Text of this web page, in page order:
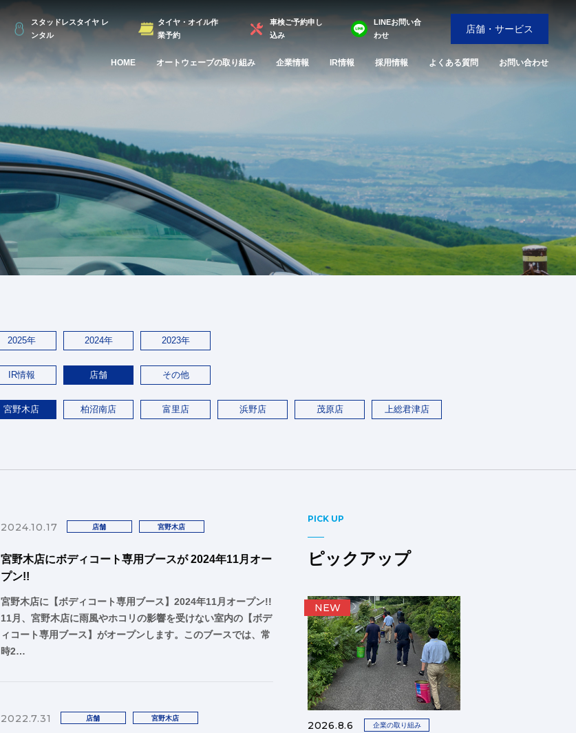
スタッドレスタイヤ レ
ンタル
タイヤ・オイル作
業予約
車検ご予約申し
込み
LINEお問い合
わせ
店舗・サービス
HOME オートウェーブの取り組み 企業情報 IR情報 採用情報 よくある質問 お問い合わせ
2025年 2024年 2023年
IR情報 店舗 その他
宮野木店 柏沼南店 富里店 浜野店 茂原店 上総君津店
2024.10.17 店舗 宮野木店
宮野木店にボディコート専用ブースが 2024年11月オー
プン!!
宮野木店に【ボディコート専用ブース】2024年11月オープン!!
11月、宮野木店に雨風やホコリの影響を受けない室内の【ボデ
ィコート専用ブース】がオープンします。このブースでは、常
時2…
2022.7.31 店舗 宮野木店
PICK UP
ピックアップ
2026.8.6 企業の取り組み
NEW